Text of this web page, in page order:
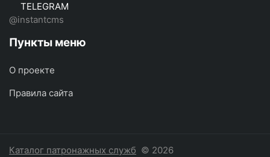
TELEGRAM
@instantcms
Пункты меню
О проекте
Правила сайта
Каталог патронажных служб © 2026